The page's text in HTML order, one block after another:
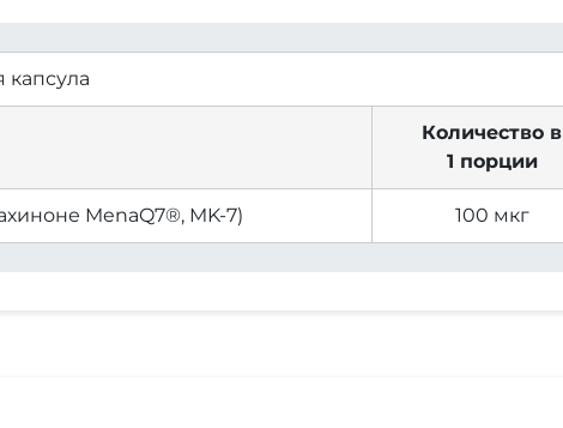
капсула
Количество в
1 порции
MenaQ7®, MK-7) 100 мкг